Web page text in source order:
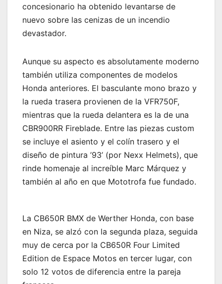
concesionario ha obtenido levantarse de
nuevo sobre las cenizas de un incendio
devastador.
Aunque su aspecto es absolutamente moderno
también utiliza componentes de modelos
Honda anteriores. El basculante mono brazo y
la rueda trasera provienen de la VFR750F,
mientras que la rueda delantera es la de una
CBR900RR Fireblade. Entre las piezas custom
se incluye el asiento y el colín trasero y el
diseño de pintura ’93’ (por Nexx Helmets), que
rinde homenaje al increíble Marc Márquez y
también al año en que Mototrofa fue fundado.
La CB650R BMX de Werther Honda, con base
en Niza, se alzó con la segunda plaza, seguida
muy de cerca por la CB650R Four Limited
Edition de Espace Motos en tercer lugar, con
solo 12 votos de diferencia entre la pareja